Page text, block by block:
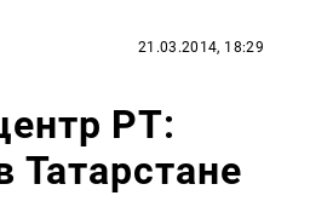
21.03.2014, 18:29
РТ:
Татарстане